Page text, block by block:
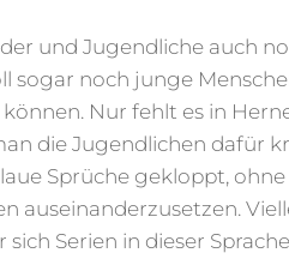
und Jugendliche auch
sogar noch junge
Nur fehlt es in
die Jugendlichen dafür
Sprüche gekloppt,
auseinanderzusetzen.
Serien in dieser